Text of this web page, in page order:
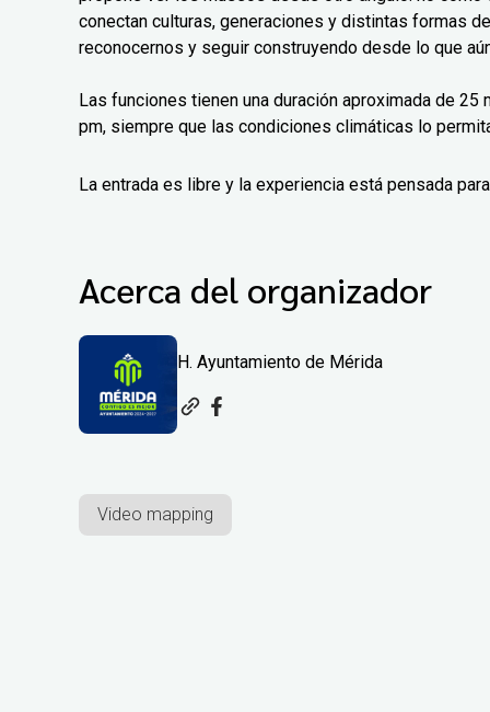
conectan culturas, generaciones y distintas formas
reconocernos y seguir construyendo desde lo que
Las funciones tienen una duración aproximada de
pm, siempre que las condiciones climáticas lo
La entrada es libre y la experiencia está pensada
Acerca del organizador
H. Ayuntamiento de Mérida
Video mapping